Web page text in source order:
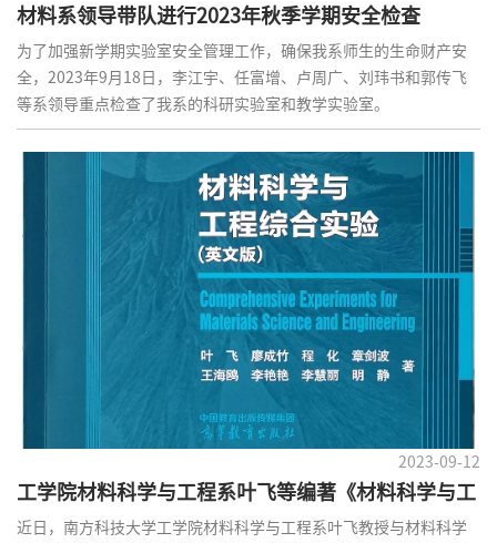
材料系领导带队进行2023年秋季学期安全检查
为了加强新学期实验室安全管理工作，确保我系师生的生命财产安
全，2023年9月18日，李江宇、任富增、卢周广、刘玮书和郭传飞
等系领导重点检查了我系的科研实验室和教学实验室。
2023-09-12
工学院材料科学与工程系叶飞等编著《材料科学与工
程综合实验(英文版)》出版！
近日，南方科技大学工学院材料科学与工程系叶飞教授与材料科学